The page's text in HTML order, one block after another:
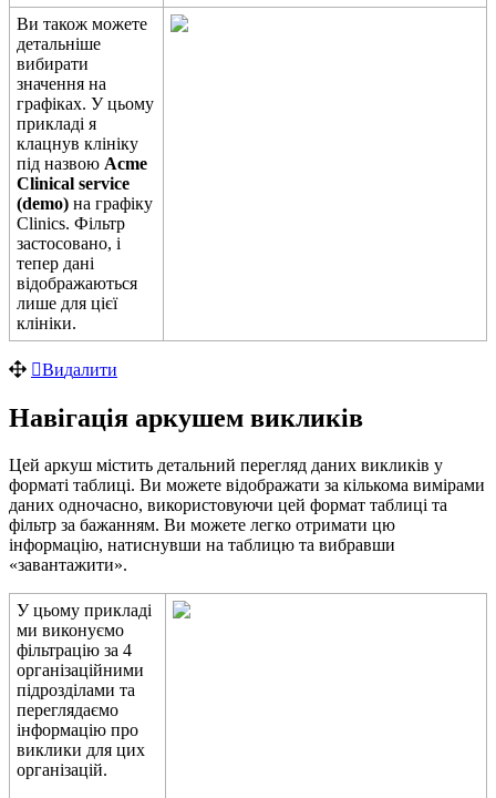
Ви також можете
детальніше
вибирати
значення на
графіках. У цьому
прикладі я
клацнув клініку
під назвою Acme
Clinical service
(demo) на графіку
Clinics. Фільтр
застосовано, і
тепер дані
відображаються
лише для цієї
клініки.
Видалити
Навігація аркушем викликів
Цей аркуш містить детальний перегляд даних викликів у
форматі таблиці. Ви можете відображати за кількома вимірами
даних одночасно, використовуючи цей формат таблиці та
фільтр за бажанням. Ви можете легко отримати цю
інформацію, натиснувши на таблицю та вибравши
«завантажити».
У цьому прикладі
ми виконуємо
фільтрацію за 4
організаційними
підрозділами та
переглядаємо
інформацію про
виклики для цих
організацій.